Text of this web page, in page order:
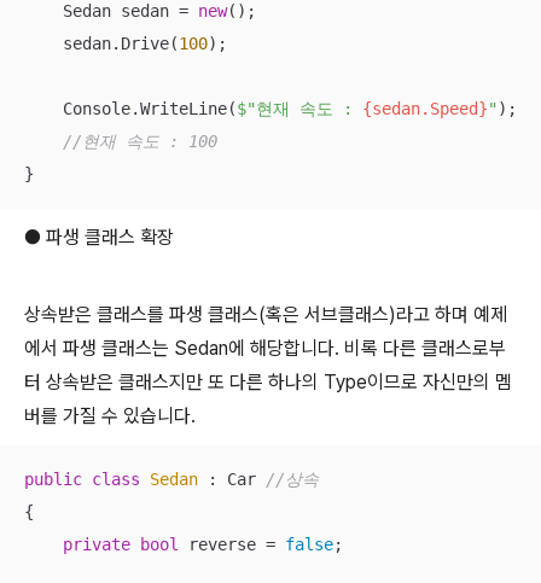
    Sedan sedan =
new();
    sedan.Drive(
100);
    Console.WriteLine(
$"현재 속도 : {sedan.Speed}" );
//현재 속도 : 100
}
● 파생 클래스 확장
상속받은 클래스를 파생 클래스(혹은 서브클래스)라고 하며 예제
에서 파생 클래스는 Sedan에 해당합니다. 비록 다른 클래스로부
터 상속받은 클래스지만 또 다른 하나의 Type이므로 자신만의 멤
버를 가질 수 있습니다.
public class Sedan : Car
//상속
{
private
bool reverse = false;